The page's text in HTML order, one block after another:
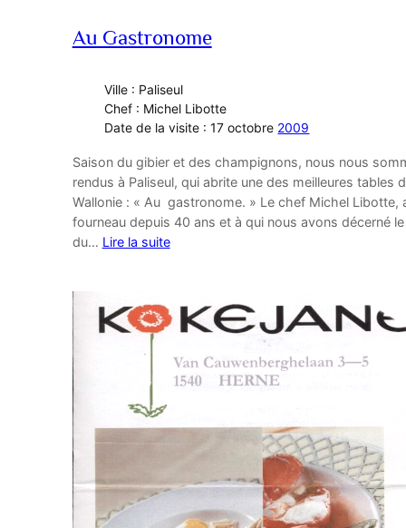
Au Gastronome
Ville : Paliseul
Chef : Michel Libotte
Date de la visite : 17 octobre 2009
Saison du gibier et des champignons, nous nous
rendus à Paliseul, qui abrite une des meilleures tables
Wallonie : « Au gastronome. » Le chef Michel Libotte,
fourneau depuis 40 ans et à qui nous avons décerné
du… Lire la suite